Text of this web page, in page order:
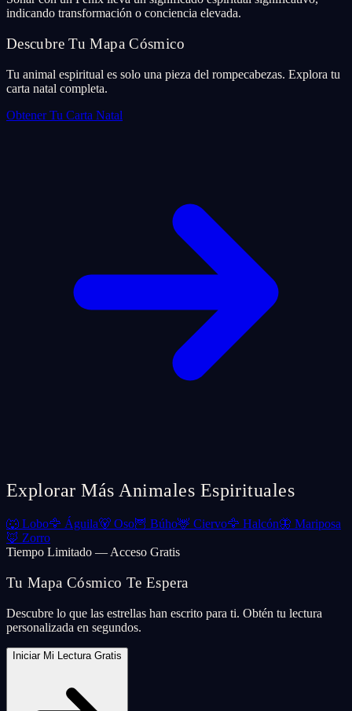
indicando transformación o conciencia elevada.
Descubre Tu Mapa Cósmico
Tu animal espiritual es solo una pieza del rompecabezas. Explora tu
carta natal completa.
Obtener Tu Carta Natal
Explorar Más Animales Espirituales
🐺 Lobo🦅 Águila🐻 Oso🦉 Búho🦌 Ciervo🦅 Halcón🦋 Mariposa
🦊 Zorro
Tiempo Limitado — Acceso Gratis
Tu Mapa Cósmico Te Espera
Descubre lo que las estrellas han escrito para ti. Obtén tu lectura
personalizada en segundos.
Iniciar Mi Lectura Gratis